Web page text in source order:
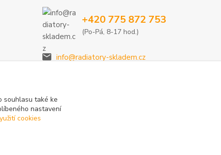
+420 775 872 753
(Po-Pá, 8-17 hod.)
info@radiatory-skladem.cz
souhlasu také ke
nastavení
cookies